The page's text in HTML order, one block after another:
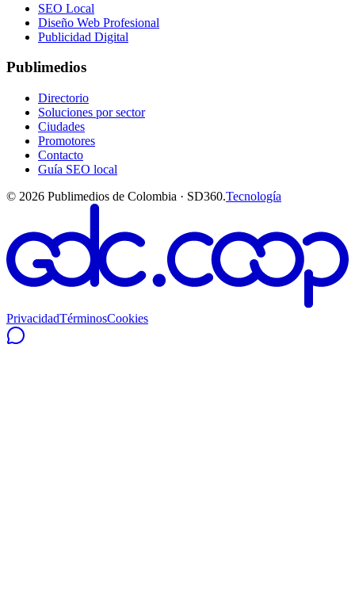
SEO Local
Diseño Web Profesional
Publicidad Digital
Publimedios
Directorio
Soluciones por sector
Ciudades
Promotores
Contacto
Guía SEO local
© 2026 Publimedios de Colombia · SD360.Tecnología
PrivacidadTérminosCookies